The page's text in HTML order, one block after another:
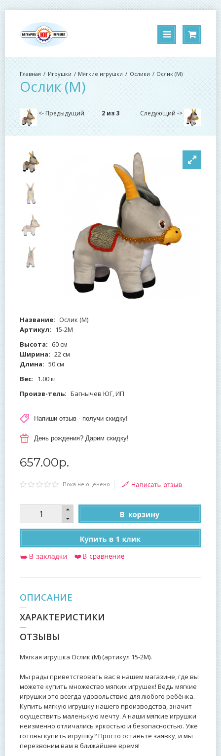
Игрушки Мягкие игрушки Ослики Ослик (М)
Ослик (М)
<- Предыдущий 2 из 3 Следующий ->
Название: Ослик (М)
Артикул: 15-2М
Высота: 60 см
Ширина: 22 см
Длина: 50 см
Вес: 1.00 кг
Произв-тель: Багнычев ЮГ, ИП
Напиши отзыв - получи скидку!
День рождения? Дарим скидку!
657.00р.
Пока не оценено
ОПИСАНИЕ
ХАРАКТЕРИСТИКИ
ОТЗЫВЫ
Мягкая игрушка Ослик (М) (артикул 15-2М).
Мы рады приветствовать вас в нашем магазине, где вы
можете купить множество мягких игрушек! Ведь мягкие
игрушки это всегда удовольствие для любого ребёнка.
Купить мягкую игрушку нашего производства, значит
осуществить маленькую мечту. А наши мягкие игрушки
неизменно отличались яркостью и безопасностью. Уже
готовы купить игрушку? Просто оставьте заявку, и мы
перезвоним вам в ближайшее время!